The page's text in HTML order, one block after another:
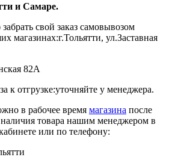
и Самаре.
свой заказ самовывозом
магазинах:г.Тольятти, ул.Заставная
82А
к отгрузке:уточняйте у менеджера.
в рабочее время магазина после
товара нашим менеджером в
или по телефону: